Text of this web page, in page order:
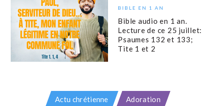
BIBLE EN 1 AN
Bible audio en 1 an.
Lecture de ce 25 juillet:
Psaumes 132 et 133;
Tite 1 et 2
Actu chrétienne Adoration